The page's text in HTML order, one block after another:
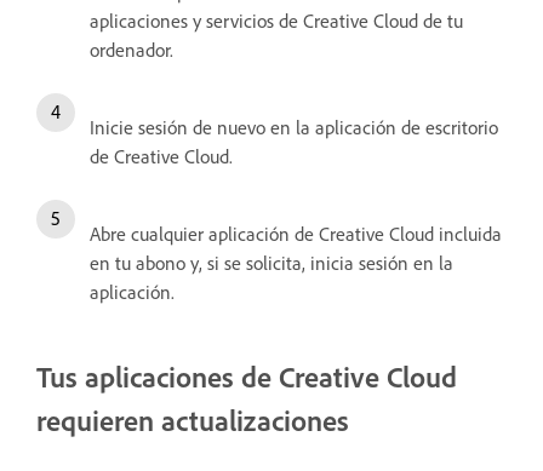
aplicaciones y servicios de Creative Cloud de tu
ordenador.
Inicie sesión de nuevo en la aplicación de escritorio
de Creative Cloud.
Abre cualquier aplicación de Creative Cloud incluida
en tu abono y, si se solicita, inicia sesión en la
aplicación.
Tus aplicaciones de Creative Cloud
requieren actualizaciones